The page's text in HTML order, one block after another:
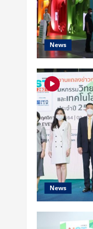
News
News